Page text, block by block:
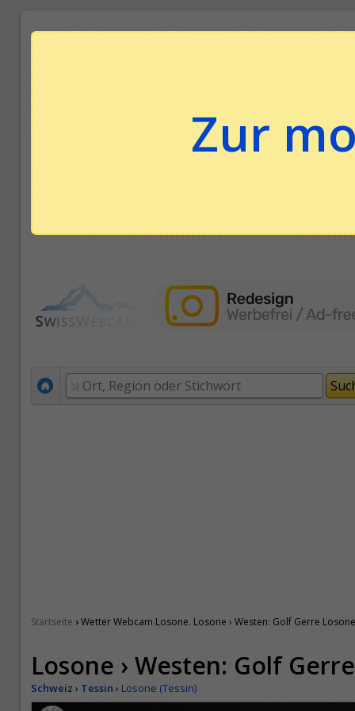
Zur
Startseite ›Wetter Webcam Losone. Losone › Westen: Golf Gerre Losone
Losone › Westen: Golf
Schweiz › Tessin › Losone (Tessin)